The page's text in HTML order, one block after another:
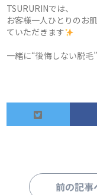
TSURURINでは、
お客様一人ひとりのお
ていただきます
一緒に“後悔しない脱毛
前の記事